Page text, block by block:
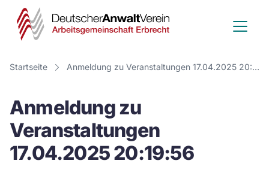
Deutscher
Anwalt
Verein
Startseite Anmeldung zu Veranstaltungen 17.04.2025 20:19:56
Anmeldung zu
Veranstaltungen
17.04.2025 20:19:56